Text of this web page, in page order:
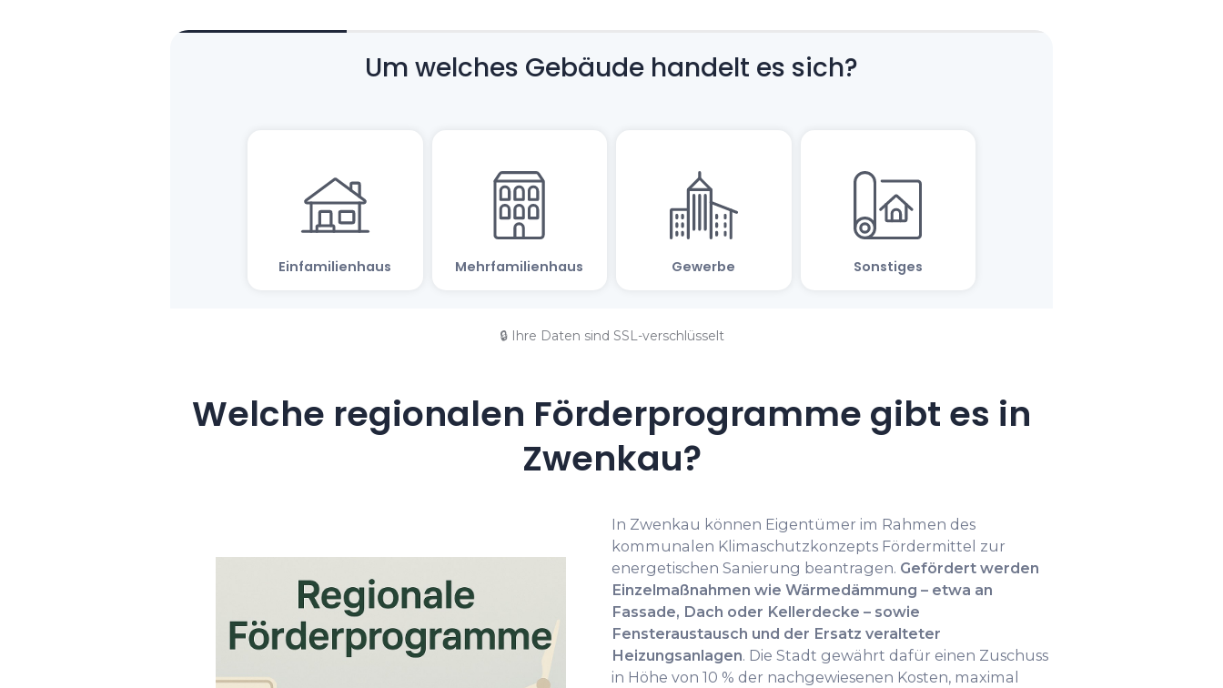
🔒 Ihre Daten sind SSL-verschlüsselt
Welche regionalen Förderprogramme gibt es in
Zwenkau?
In Zwenkau können Eigentümer im Rahmen des
kommunalen Klimaschutzkonzepts Fördermittel zur
energetischen Sanierung beantragen. Gefördert werden
Einzelmaßnahmen wie Wärmedämmung – etwa an
Fassade, Dach oder Kellerdecke – sowie
Fensteraustausch und der Ersatz veralteter
Heizungsanlagen. Die Stadt gewährt dafür einen Zuschuss
in Höhe von 10 % der nachgewiesenen Kosten, maximal